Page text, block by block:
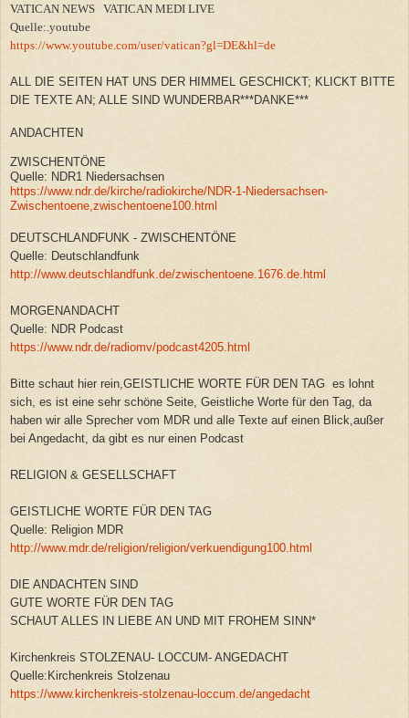
VATICAN NEWS VATICAN MEDI LIVE
Quelle:.youtube
https://www.youtube.com/user/vatican?gl=DE&hl=de
ALL DIE SEITEN HAT UNS DER HIMMEL GESCHICKT; KLICKT BITTE
DIE TEXTE AN; ALLE SIND WUNDERBAR***DANKE***
ANDACHTEN
ZWISCHENTÖNE
Quelle: NDR1 Niedersachsen
https://www.ndr.de/kirche/radiokirche/NDR-1-Niedersachsen-
Zwischentoene,zwischentoene100.html
DEUTSCHLANDFUNK - ZWISCHENTÖNE
Quelle: Deutschlandfunk
http://www.deutschlandfunk.de/zwischentoene.1676.de.html
MORGENANDACHT
Quelle: NDR Podcast
https://www.ndr.de/radiomv/podcast4205.html
Bitte schaut hier rein,GEISTLICHE WORTE FÜR DEN TAG es lohnt
sich, es ist eine sehr schöne Seite, Geistliche Worte für den Tag, da
haben wir alle Sprecher vom MDR und alle Texte auf einen Blick,außer
bei Angedacht, da gibt es nur einen Podcast
RELIGION & GESELLSCHAFT
GEISTLICHE WORTE FÜR DEN TAG
Quelle: Religion MDR
http://www.mdr.de/religion/religion/verkuendigung100.html
DIE ANDACHTEN SIND
GUTE WORTE FÜR DEN TAG
SCHAUT ALLES IN LIEBE AN UND MIT FROHEM SINN*
Kirchenkreis STOLZENAU- LOCCUM- ANGEDACHT
Quelle:Kirchenkreis Stolzenau
https://www.kirchenkreis-stolzenau-loccum.de/angedacht